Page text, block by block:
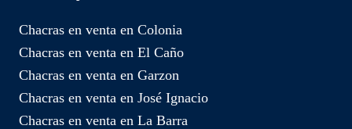
Chacras en venta en Colonia
Chacras en venta en El Caño
Chacras en venta en Garzon
Chacras en venta en José Ignacio
Chacras en venta en La Barra